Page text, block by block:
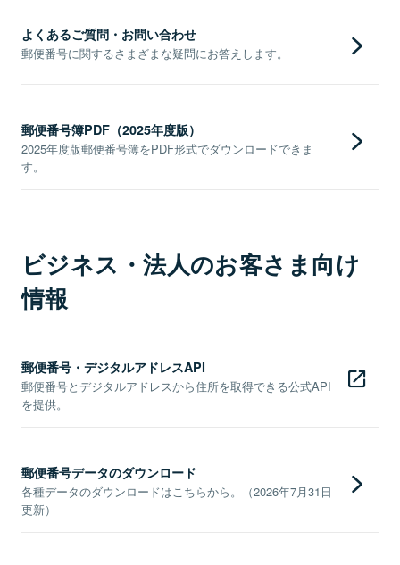
よくあるご質問・お問い合わせ
郵便番号に関するさまざまな疑問にお答えします。
郵便番号簿PDF（2025年度版）
2025年度版郵便番号簿をPDF形式でダウンロードできま
す。
ビジネス・法人のお客さま向け
情報
郵便番号・デジタルアドレスAPI
郵便番号とデジタルアドレスから住所を取得できる公式API
を提供。
郵便番号データのダウンロード
各種データのダウンロードはこちらから。（2026年7月31日
更新）